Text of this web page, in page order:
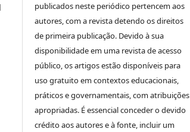
publicados neste periódico pertencem aos
autores, com a revista detendo os direitos
de primeira publicação. Devido à sua
disponibilidade em uma revista de acesso
público, os artigos estão disponíveis para
uso gratuito em contextos educacionais,
práticos e governamentais, com atribuições
apropriadas. É essencial conceder o devido
crédito aos autores e à fonte, incluir um